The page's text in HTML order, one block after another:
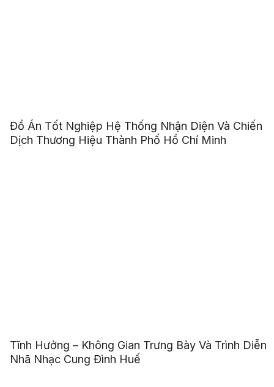
Đồ Án Tốt Nghiệp Hệ Thống Nhận Diện Và Chiến
Dịch Thương Hiệu Thành Phố Hồ Chí Minh
Tĩnh Hưởng – Không Gian Trưng Bày Và Trình Diễn
Nhã Nhạc Cung Đình Huế